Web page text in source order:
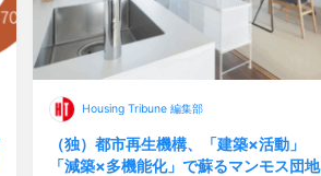
Housing Tribune 編集部
（独）都市再生機構、「建築×活動」
「減築×多機能化」で蘇るマンモス団地